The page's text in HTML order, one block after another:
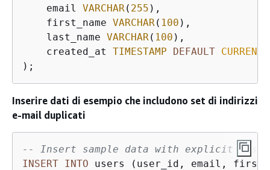
    email
VARCHAR ( 255 ),
    first_name
VARCHAR ( 100 ),
    last_name
VARCHAR ( 100 ),
    created_at
TIMESTAMP DEFAULT
);
Inserire dati di esempio che includono set di indirizzi
e-mail duplicati
-- Insert sample data with explicit IDs
INSERT INTO users (user_id, email,